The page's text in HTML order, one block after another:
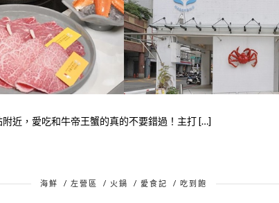
附近，愛吃和牛帝王蟹的真的不要錯過！主打 […]
海鮮 /左營區 / 火鍋 /愛食記 /吃到飽